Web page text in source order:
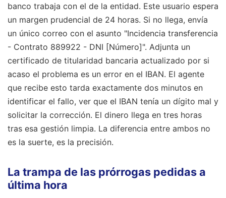
banco trabaja con el de la entidad. Este usuario espera
un margen prudencial de 24 horas. Si no llega, envía
un único correo con el asunto "Incidencia transferencia
- Contrato 889922 - DNI [Número]". Adjunta un
certificado de titularidad bancaria actualizado por si
acaso el problema es un error en el IBAN. El agente
que recibe esto tarda exactamente dos minutos en
identificar el fallo, ver que el IBAN tenía un dígito mal y
solicitar la corrección. El dinero llega en tres horas
tras esa gestión limpia. La diferencia entre ambos no
es la suerte, es la precisión.
La trampa de las prórrogas pedidas a
última hora